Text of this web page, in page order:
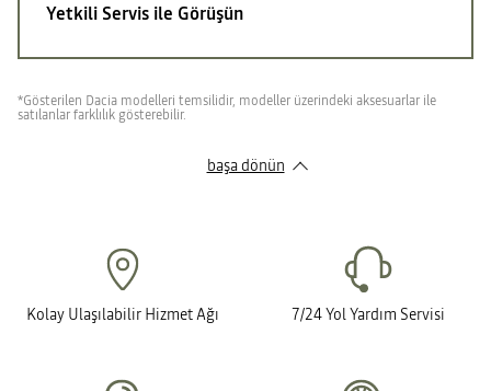
Yetkili Servis ile Görüşün
*Gösterilen Dacia modelleri temsilidir, modeller üzerindeki aksesuarlar ile
satılanlar farklılık gösterebilir.
başa dönün
Kolay Ulaşılabilir Hizmet Ağı 7/24 Yol Yardım Servisi